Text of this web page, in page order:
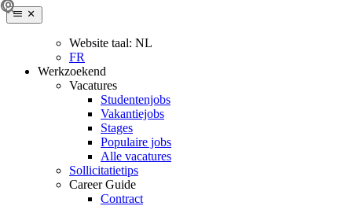
Website taal: NL
FR
Werkzoekend
Vacatures
Studentenjobs
Vakantiejobs
Stages
Populaire jobs
Alle vacatures
Sollicitatietips
Career Guide
Contract